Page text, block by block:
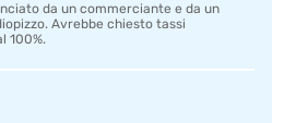
da un commerciante e da un
Avrebbe chiesto tassi
100%.